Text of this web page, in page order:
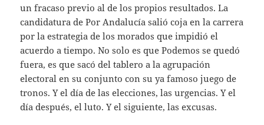
un fracaso previo al de los propios resultados. La
candidatura de Por Andalucía salió coja en la carrera
por la estrategia de los morados que impidió el
acuerdo a tiempo. No solo es que Podemos se quedó
fuera, es que sacó del tablero a la agrupación
electoral en su conjunto con su ya famoso juego de
tronos. Y el día de las elecciones, las urgencias. Y el
día después, el luto. Y el siguiente, las excusas.